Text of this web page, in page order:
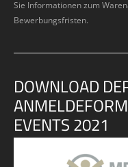
Sie Informationen zum
Bewerbungsfristen.
DOWNLOAD
EVENTS 2021